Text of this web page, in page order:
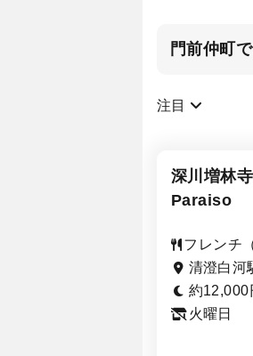
門前仲町
注目
深川増林
Paraiso
フレンチ
理・イノ
ン、ステ
清澄白河
約12,000
火曜日